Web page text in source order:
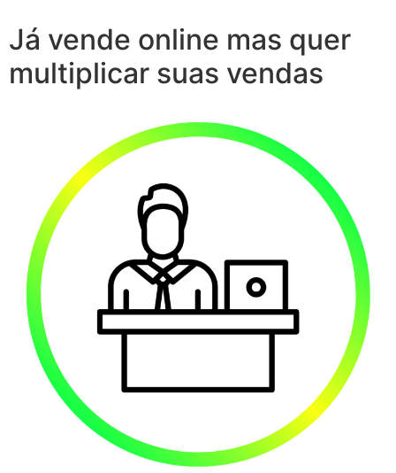
Já vende online mas quer
multiplicar suas vendas